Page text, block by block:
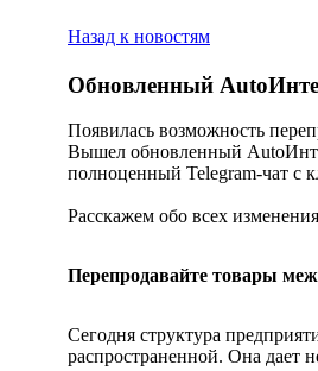
Назад к новостям
Обновленный
Появилась возможность
Вышел обновленный
полноценный Telegram-чат с
Расскажем обо всех
Перепродавайте товары
Сегодня структура
распространенной. Она дает